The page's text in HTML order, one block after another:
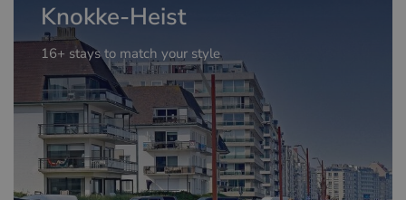
Knokke-Heist
16+ stays to match your style